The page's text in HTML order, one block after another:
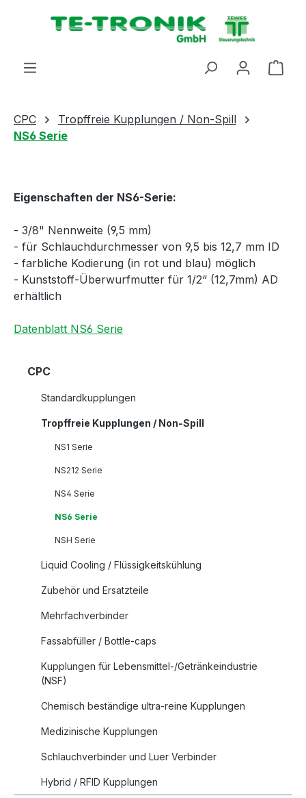
springen
CPC
Tropffreie Kupplungen / Non-Spill
NS6 Serie
Eigenschaften der NS6-Serie:
- 3/8" Nennweite (9,5 mm)
- für Schlauchdurchmesser von 9,5 bis 12,7 mm ID
- farbliche Kodierung (in rot und blau) möglich
- Kunststoff-Überwurfmutter für 1/2“ (12,7mm) AD
erhältlich
Datenblatt NS6 Serie
CPC
Standardkupplungen
Tropffreie Kupplungen / Non-Spill
NS1 Serie
NS212 Serie
NS4 Serie
NS6 Serie
NSH Serie
Liquid Cooling / Flüssigkeitskühlung
Zubehör und Ersatzteile
Mehrfachverbinder
Fassabfüller / Bottle-caps
Kupplungen für Lebensmittel-/Getränkeindustrie
(NSF)
Chemisch beständige ultra-reine Kupplungen
Medizinische Kupplungen
Schlauchverbinder und Luer Verbinder
Hybrid / RFID Kupplungen